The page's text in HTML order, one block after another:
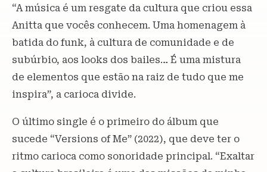
“A música é um resgate da cultura que criou essa
Anitta que vocês conhecem. Uma homenagem à
batida do funk, à cultura de comunidade e de
subúrbio, aos looks dos bailes… É uma mistura
de elementos que estão na raiz de tudo que me
inspira”, a carioca divide.
O último single é o primeiro do álbum que
sucede “Versions of Me” (2022), que deve ter o
ritmo carioca como sonoridade principal. “Exaltar